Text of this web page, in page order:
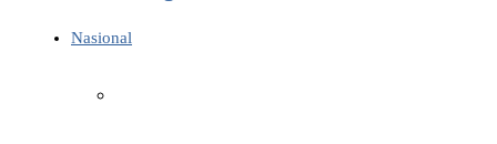
Nasional